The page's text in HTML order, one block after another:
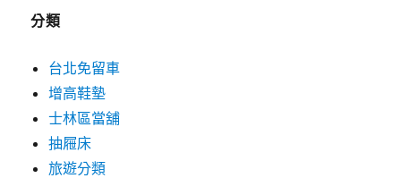
分類
台北免留車
增高鞋墊
士林區當舖
抽屜床
旅遊分類